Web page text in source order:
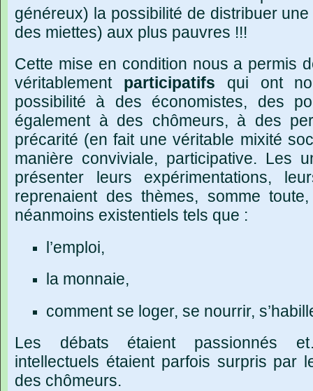
généreux) la possibilité de distribuer
des miettes) aux plus pauvres !!!
Cette mise en condition nous a permis
véritablement participatifs qui ont
possibilité à des économistes, des
également à des chômeurs, à des
précarité (en fait une véritable mixité
manière conviviale, participative. Les
présenter leurs expérimentations,
reprenaient des thèmes, somme
néanmoins existentiels tels que :
l’emploi,
la monnaie,
comment se loger, se nourrir,
Les débats étaient passionnés
intellectuels étaient parfois surpris par
des chômeurs.